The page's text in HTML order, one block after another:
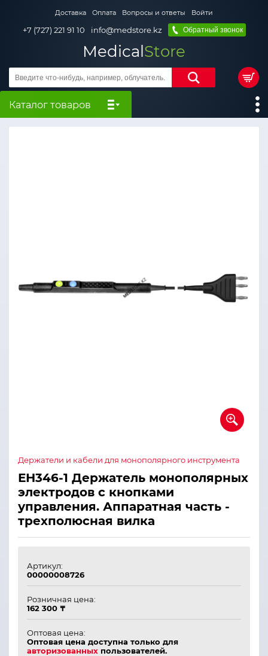
Доставка Оплата Вопросы и ответы Войти
+7 (727) 221 91 10 info@medstore.kz Обратный звонок
MedicalStore
Каталог товаров
Держатели и кабели для монополярного инструмента
ЕН346-1 Держатель монополярных
электродов с кнопками
управления. Аппаратная часть -
трехполюсная вилка
Артикул:
00000008726
Розничная цена:
162 300 ₸
Оптовая цена:
Оптовая цена доступна только для
авторизованных пользователей.